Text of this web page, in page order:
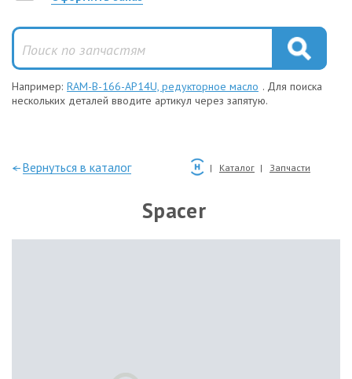
Например: RAM-B-166-AP14U, редукторное масло . Для поиска
нескольких деталей вводите артикул через запятую.
—Вернуться в каталог Каталог Запчасти
Spacer